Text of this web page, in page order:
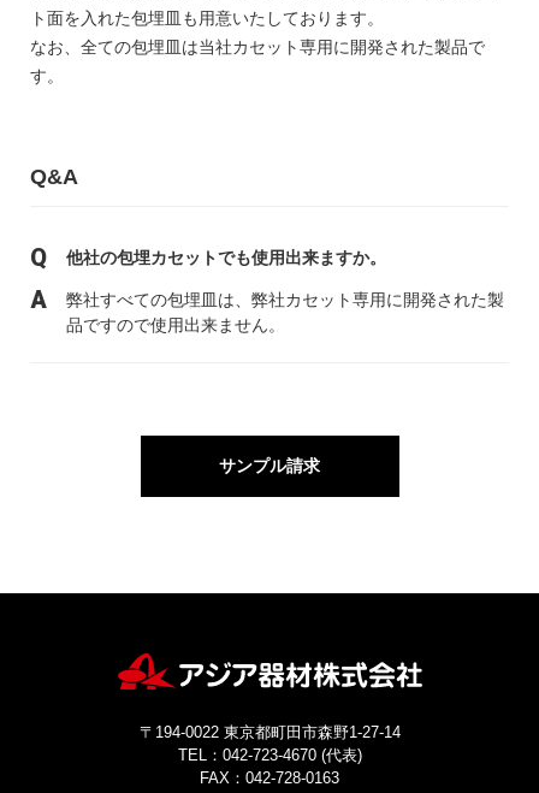
ト面を入れた包埋皿も用意いたしております。
なお、全ての包埋皿は当社カセット専用に開発された製品で
す。
Q&A
他社の包埋カセットでも使用出来ますか。
弊社すべての包埋皿は、弊社カセット専用に開発された製
品ですので使用出来ません。
サンプル請求
〒194-0022 東京都町田市森野1-27-14
TEL：042-723-4670 (代表)
FAX：042-728-0163